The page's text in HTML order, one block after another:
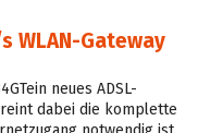
WLAN-Gateway
neues ADSL-
dabei die komplette